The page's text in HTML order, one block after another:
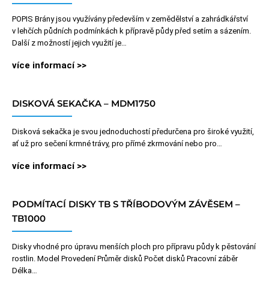
POPIS Brány jsou využívány především v zemědělství a zahrádkářství
v lehčích půdních podmínkách k přípravě půdy před setím a sázením.
Další z možností jejich využití je…
více informací >>
DISKOVÁ SEKAČKA – MDM1750
Disková sekačka je svou jednoduchostí předurčena pro široké využití,
ať už pro sečení krmné trávy, pro přímé zkrmování nebo pro…
více informací >>
PODMÍTACÍ DISKY TB S TŘÍBODOVÝM ZÁVĚSEM –
TB1000
Disky vhodné pro úpravu menších ploch pro přípravu půdy k pěstování
rostlin. Model Provedení Průměr disků Počet disků Pracovní záběr
Délka…